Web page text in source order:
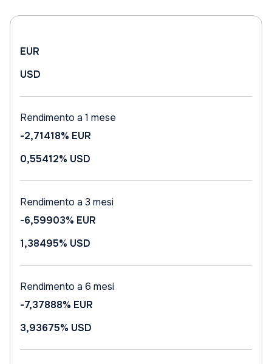
EUR
USD
Rendimento a 1 mese
-2,71418% EUR
0,55412% USD
Rendimento a 3 mesi
-6,59903% EUR
1,38495% USD
Rendimento a 6 mesi
-7,37888% EUR
3,93675% USD